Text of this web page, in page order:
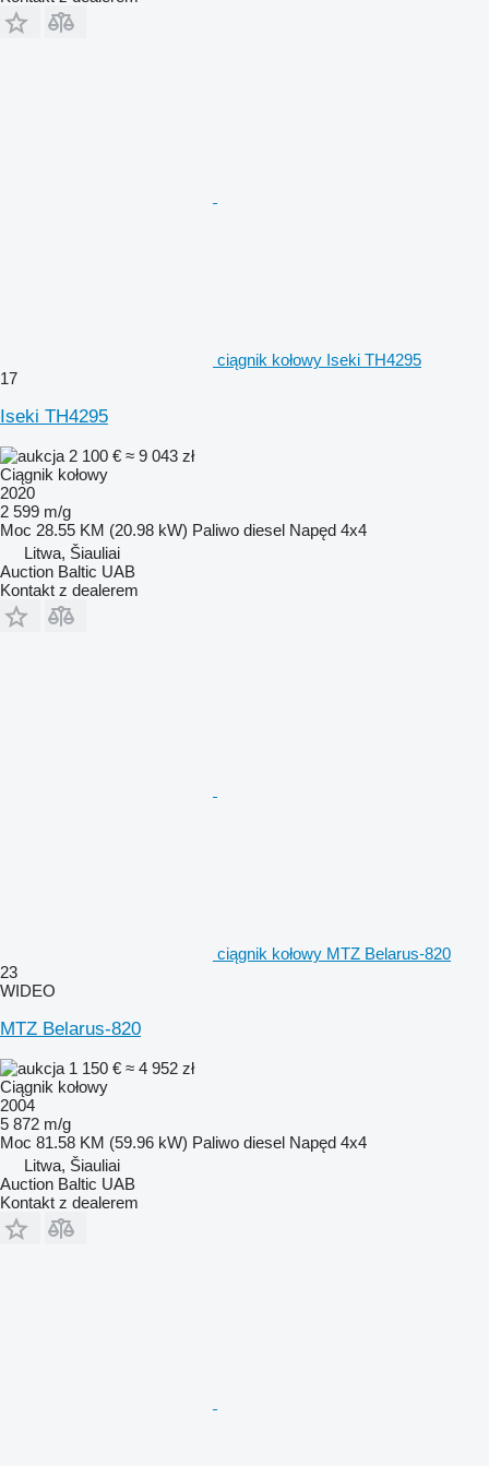
ciągnik kołowy Iseki TH4295
17
Iseki TH4295
2 100 € ≈ 9 043 zł
Ciągnik kołowy
2020
2 599 m/g
Moc 28.55 KM (20.98 kW) Paliwo diesel Napęd 4x4
Litwa, Šiauliai
Auction Baltic UAB
Kontakt z dealerem
ciągnik kołowy MTZ Belarus-820
23
WIDEO
MTZ Belarus-820
1 150 € ≈ 4 952 zł
Ciągnik kołowy
2004
5 872 m/g
Moc 81.58 KM (59.96 kW) Paliwo diesel Napęd 4x4
Litwa, Šiauliai
Auction Baltic UAB
Kontakt z dealerem